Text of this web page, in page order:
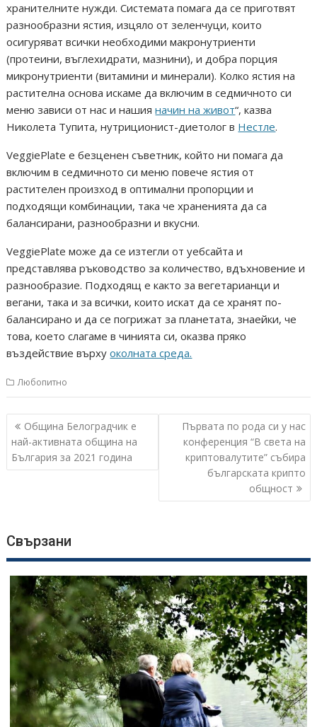
хранителните нужди. Системата помага да се приготвят
разнообразни ястия, изцяло от зеленчуци, които
осигуряват всички необходими макронутриенти
(протеини, въглехидрати, мазнини), и добра порция
микронутриенти (витамини и минерали). Колко ястия на
растителна основа искаме да включим в седмичното си
меню зависи от нас и нашияначин на живот“, казва
Николета Тупита, нутриционист-диетолог в Нестле.
VeggiePlate е безценен съветник, който ни помага да
включим в седмичното си меню повече ястия от
растителен произход в оптимални пропорции и
подходящи комбинации, така че храненията да са
балансирани, разнообразни и вкусни.
VeggiePlate може да се изтегли от уебсайта и
представлява ръководство за количество, вдъхновение и
разнообразие. Подходящ е както за вегетарианци и
вегани, така и за всички, които искат да се хранят по-
балансирано и да се погрижат за планетата, знаейки, че
това, което слагаме в чинията си, оказва пряко
въздействие върхуоколната среда.
Любопитно
Навигация
Община Белоградчик е
най-активната община на
България за 2021 година
Първата по рода си у нас
конференция “В света на
криптовалутите” събира
българската крипто
общност
Свързани